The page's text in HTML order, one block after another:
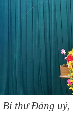
thư Đảng